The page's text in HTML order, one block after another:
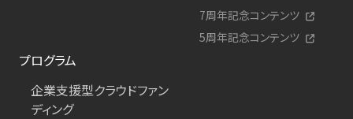
7周年記念コンテンツ
5周年記念コンテンツ
プログラム
企業支援型クラウドファン
ディング